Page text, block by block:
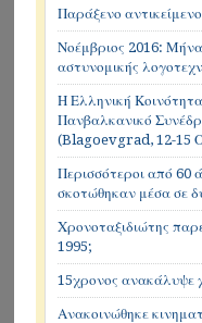
Παράξενο
Νοέμβριος 2016:
αστυνομικής
Η Ελληνική
Πανβαλκανικό
(Blagoevgrad, 12-15
Περισσότεροι από 60
σκοτώθηκαν μέσα σε
Χρονοταξιδιώτης
1995;
15χρονος ανακάλυψε
Ανακοινώθηκε